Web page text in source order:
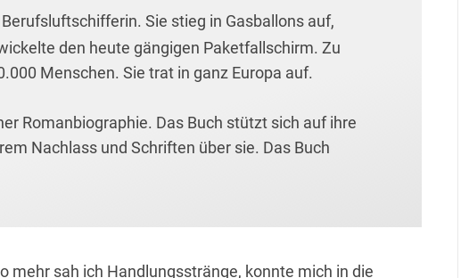
Sie stieg in Gasballons auf,
den heute gängigen Paketfallschirm. Zu
Menschen. Sie trat in ganz Europa auf.
Romanbiographie. Das Buch stützt sich auf ihre
Nachlass und Schriften über sie. Das Buch
mehr sah ich Handlungsstränge, konnte mich in die